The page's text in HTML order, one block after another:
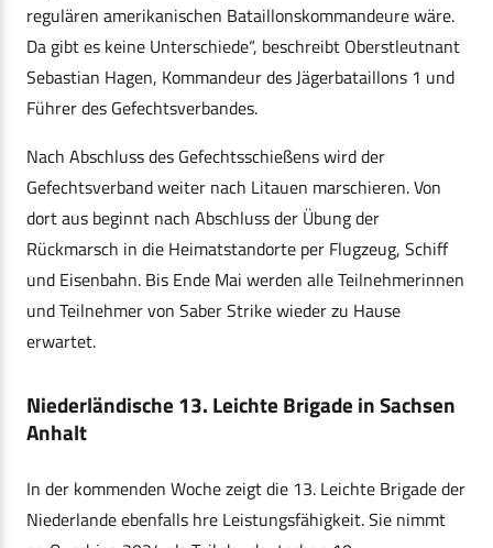
regulären amerikanischen Bataillonskommandeure wäre.
Da gibt es keine Unterschiede“, beschreibt Oberstleutnant
Sebastian Hagen, Kommandeur des Jägerbataillons 1 und
Führer des Gefechtsverbandes.
Nach Abschluss des Gefechtsschießens wird der
Gefechtsverband weiter nach Litauen marschieren. Von
dort aus beginnt nach Abschluss der Übung der
Rückmarsch in die Heimatstandorte per Flugzeug, Schiff
und Eisenbahn. Bis Ende Mai werden alle Teilnehmerinnen
und Teilnehmer von Saber Strike wieder zu Hause
erwartet.
Niederländische 13. Leichte Brigade in Sachsen
Anhalt
In der kommenden Woche zeigt die 13. Leichte Brigade der
Niederlande ebenfalls hre Leistungsfähigkeit. Sie nimmt